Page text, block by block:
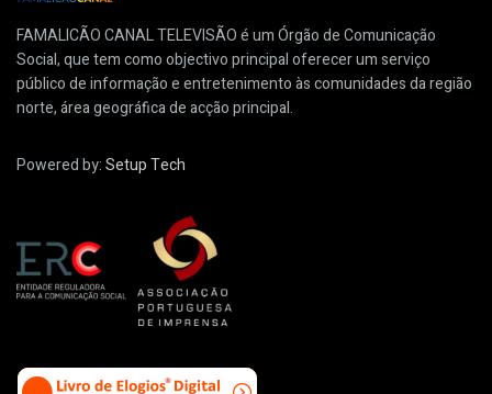
FAMALICÃO CANAL TELEVISÃO é um Órgão de Comunicação
Social, que tem como objectivo principal oferecer um serviço
público de informação e entretenimento às comunidades da região
norte, área geográfica de acção principal.
Powered by:Setup Tech